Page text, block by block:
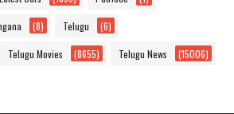
(8) Telugu (6)
Telugu Movies (8655) Telugu News (15006)